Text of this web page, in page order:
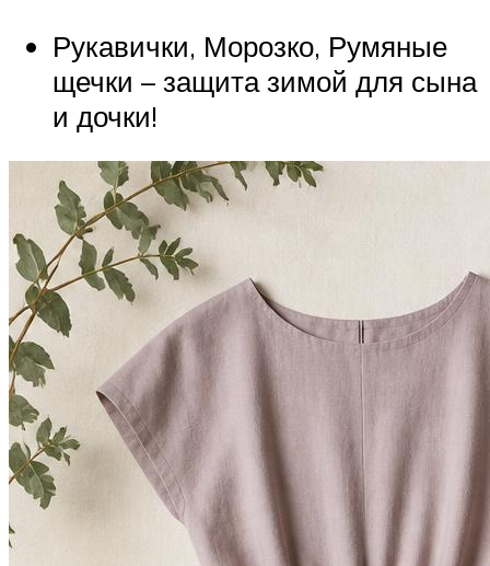
Рукавички, Морозко, Румяные
щечки – защита зимой для сына
и дочки!